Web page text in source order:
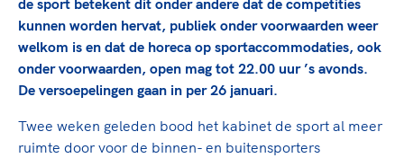
Nieuwspagina
Sportmatch
Clubacties
Handboek Wet- en Regelgeving
Europese Spelen Istanbul 2027
Topsportbeleid
Topsportfinanciering
Maatschappelijke waarde topsport
de sport betekent dit onder andere dat de competities
kunnen worden hervat, publiek onder voorwaarden weer
welkom is en dat de horeca op sportaccommodaties, ook
onder voorwaarden, open mag tot 22.00 uur ’s avonds.
De versoepelingen gaan in per 26 januari.
Twee weken geleden bood het kabinet de sport al meer
ruimte door voor de binnen- en buitensporters